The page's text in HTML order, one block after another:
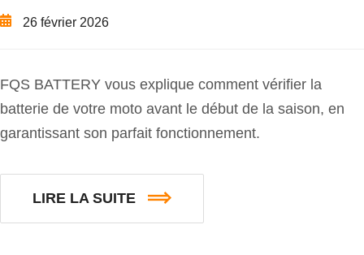
26 février 2026
FQS BATTERY vous explique comment vérifier la
batterie de votre moto avant le début de la saison, en
garantissant son parfait fonctionnement.
LIRE LA SUITE